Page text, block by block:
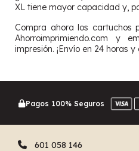
XL tiene mayor capacidad y,
Compra ahora los cartuchos
Ahorroimprimiendo.com y
impresión. ¡Envío en 24 horas
Pagos 100% Seguros
601 058 146